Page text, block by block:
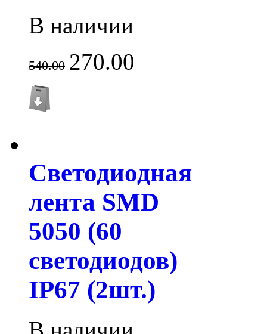
В наличии
540.00 270.00
Светодиодная
лента SMD
5050 (60
светодиодов)
IP67 (2шт.)